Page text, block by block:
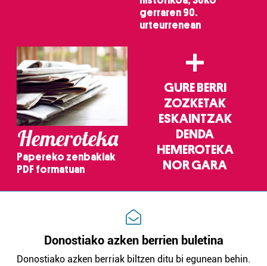
gerraren 90.
urteurrenean
Hemeroteka
Papereko zenbakiak
PDF formatuan
+
GURE BERRI
ZOZKETAK
ESKAINTZAK
DENDA
HEMEROTEKA
NOR GARA
Donostiako azken berrien buletina
Donostiako azken berriak biltzen ditu bi egunean behin.